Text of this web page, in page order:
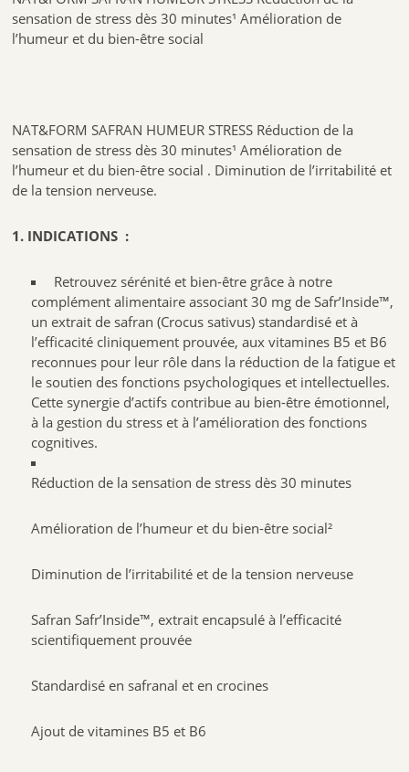
sensation de stress dès 30 minutes¹ Amélioration de
l’humeur et du bien-être social
NAT&FORM SAFRAN HUMEUR STRESS Réduction de la
sensation de stress dès 30 minutes¹ Amélioration de
l’humeur et du bien-être social . Diminution de l’irritabilité et
de la tension nerveuse.
1. INDICATIONS :
Retrouvez sérénité et bien-être grâce à notre
complément alimentaire associant 30 mg de Safr’Inside™,
un extrait de safran (Crocus sativus) standardisé et à
l’efficacité cliniquement prouvée, aux vitamines B5 et B6
reconnues pour leur rôle dans la réduction de la fatigue et
le soutien des fonctions psychologiques et intellectuelles.
Cette synergie d’actifs contribue au bien-être émotionnel,
à la gestion du stress et à l’amélioration des fonctions
cognitives.
Réduction de la sensation de stress dès 30 minutes
Amélioration de l’humeur et du bien-être social²
Diminution de l’irritabilité et de la tension nerveuse
Safran Safr’Inside™, extrait encapsulé à l’efficacité
scientifiquement prouvée
Standardisé en safranal et en crocines
Ajout de vitamines B5 et B6